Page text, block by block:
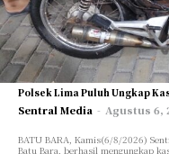
PENDIDIKAN
PARIWISATA
TEKNOLOGI
OPINI/ESAI
ARTIKEL/FEATURE
INVESTIGASI
PENDIDIKAN
PARIWISATA
TEKNOLOGI
OPINI/ESAI
ARTIKEL/FEATURE
INVESTIGASI
Polsek Lima Puluh Ungkap
Sentral Media - Agustus 6,
BATU BARA, Kamis(6/8/2026)
Batu Bara, berhasil mengungkap